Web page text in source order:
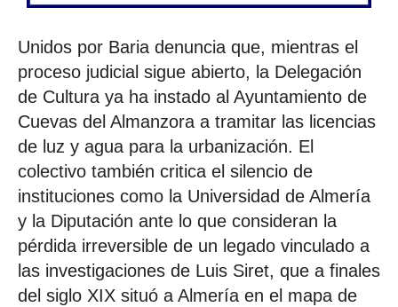
Unidos por Baria denuncia que, mientras el
proceso judicial sigue abierto, la Delegación
de Cultura ya ha instado al Ayuntamiento de
Cuevas del Almanzora a tramitar las licencias
de luz y agua para la urbanización. El
colectivo también critica el silencio de
instituciones como la Universidad de Almería
y la Diputación ante lo que consideran la
pérdida irreversible de un legado vinculado a
las investigaciones de Luis Siret, que a finales
del siglo XIX situó a Almería en el mapa de